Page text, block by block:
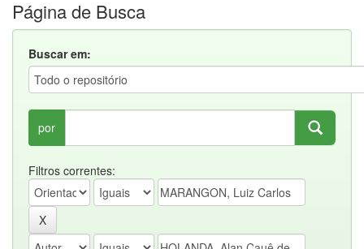
Página de Busca
Buscar em:
por
Filtros correntes: